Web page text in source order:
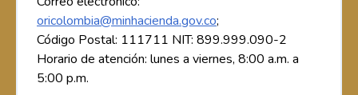
oricolombia@minhacienda.gov.co;
Código Postal: 111711 NIT: 899.999.090-2
Horario de atención: lunes a viernes, 8:00 a.m. a
5:00 p.m.